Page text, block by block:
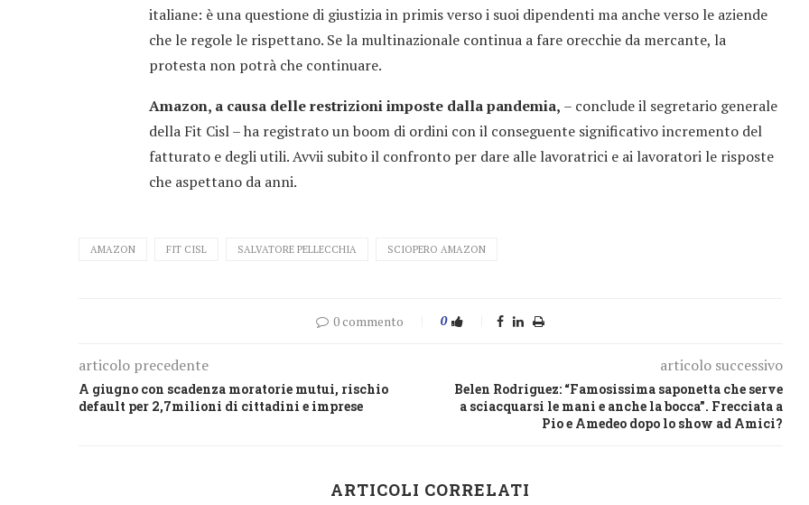
italiane: è una questione di giustizia in primis verso i suoi dipendenti ma anche verso le aziende
che le regole le rispettano. Se la multinazionale continua a fare orecchie da mercante, la
protesta non potrà che continuare.
Amazon, a causa delle restrizioni imposte dalla pandemia, – conclude il segretario generale
della Fit Cisl – ha registrato un boom di ordini con il conseguente significativo incremento del
fatturato e degli utili. Avvii subito il confronto per dare alle lavoratrici e ai lavoratori le risposte
che aspettano da anni.
AMAZON FIT CISL SALVATORE PELLECCHIA SCIOPERO AMAZON
0 commento 0
articolo precedente
A giugno con scadenza moratorie mutui, rischio
default per 2,7milioni di cittadini e imprese
articolo successivo
Belen Rodriguez: “Famosissima saponetta che serve
a sciacquarsi le mani e anche la bocca”. Frecciata a
Pio e Amedeo dopo lo show ad Amici?
ARTICOLI CORRELATI